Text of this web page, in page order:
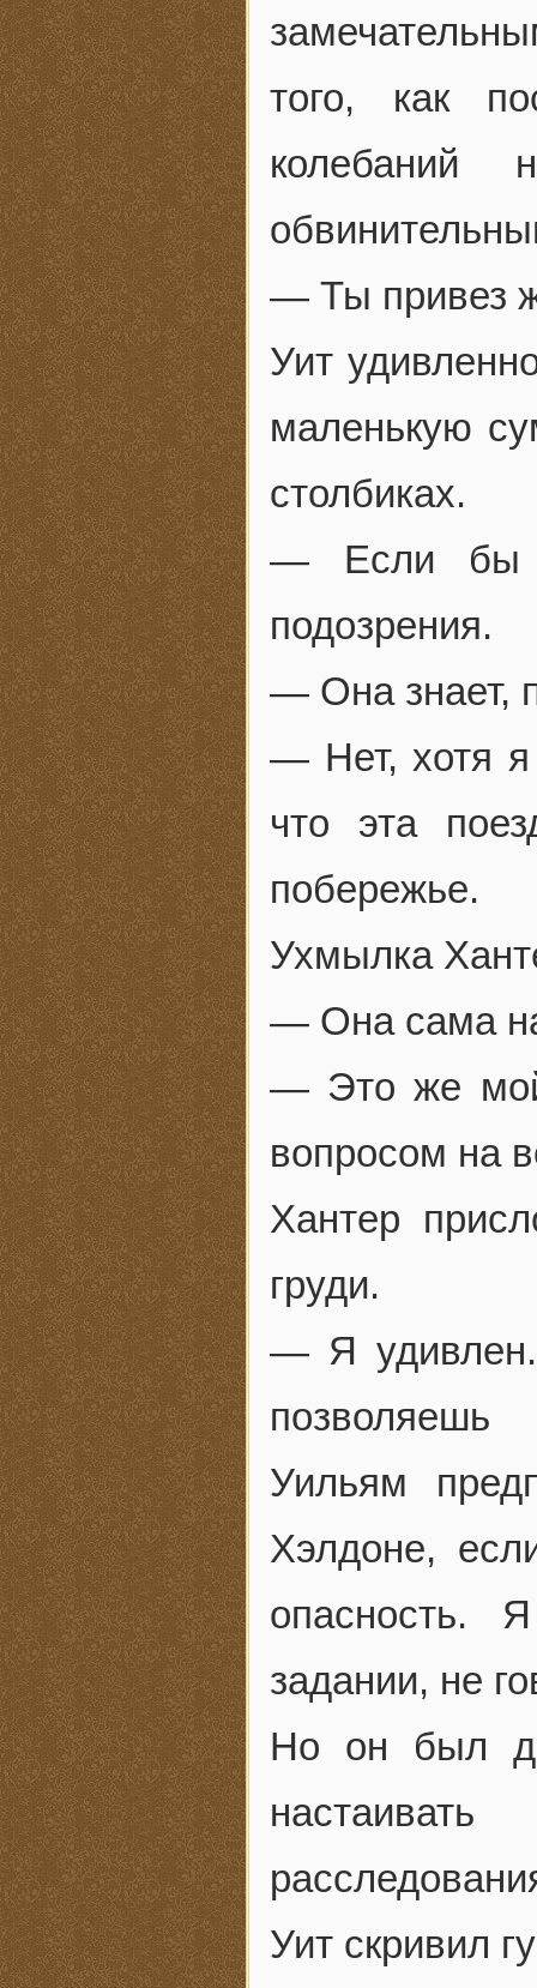
того, как
колебаний
— Ты привез
Уит
маленькую
столбиках.
— Если бы
подозрения.
— Она знает,
— Нет, хотя я
что эта
побережье.
Ухмылка
— Она сама
— Это же
вопросом на
Хантер
груди.
— Я удивлен.
позволяешь
Уильям
Хэлдоне,
опасность.
задании, не
Но он был
Уит скривил